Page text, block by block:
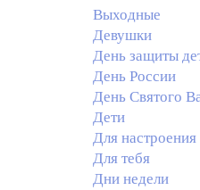
Выходные
Девушки
День защиты
День России
День Святого
Дети
Для настроения
Для тебя
Дни недели